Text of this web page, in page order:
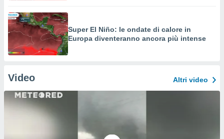
Super El Niño: le ondate di calore in
Europa diventeranno ancora più intense
Video Altri video